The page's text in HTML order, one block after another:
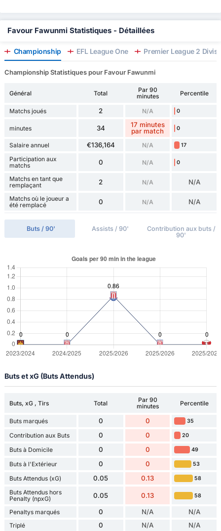
Favour Fawunmi Statistiques - Détaillées
Championship EFL League One Premier League 2
Championship Statistiques pour Favour Fawunmi
Général Total
Par 90
minutes
Percentile
Matchs joués 2 N/A 0
minutes 34
17 minutes
par match
0
Salaire annuel €136,164 N/A 17
Participation aux
matchs
0 N/A 0
Matchs en tant que
remplaçant
2 N/A N/A
Matchs où le joueur a
été remplacé
0 N/A N/A
Buts / 90' Assists / 90'
Contribution aux buts /
90'
Buts et xG (Buts Attendus)
Buts, xG , Tirs Total
Par 90
minutes
Percentile
Buts marqués 0 0 35
Contribution aux Buts 0 0 20
Buts à Domicile 0 0 49
Buts à l'Extérieur 0 0 53
Buts Attendus (xG) 0.05 0.13 58
Buts Attendus hors
Penalty (npxG)
0.05 0.13 58
Penaltys marqués 0 N/A N/A
Triplé 0 N/A N/A